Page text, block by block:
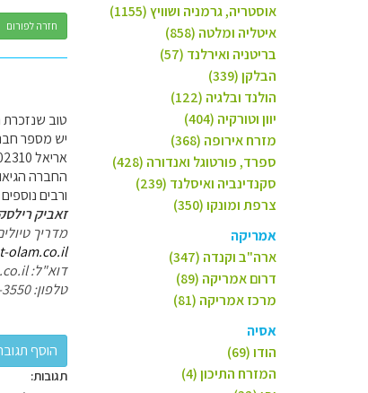
אוסטריה, גרמניה ושוויץ (1155)
איטליה ומלטה (858)
בריטניה ואירלנד (57)
הבלקן (339)
הולנד ובלגיה (122)
יוון וטורקיה (404)
מזרח אירופה (368)
ספרד, פורטוגל ואנדורה (428)
סקנדינביה ואיסלנד (239)
צרפת ומונקו (350)
אמריקה
ארה"ב וקנדה (347)
דרום אמריקה (89)
מרכז אמריקה (81)
אסיה
הודו (69)
המזרח התיכון (4)
חזרה לפורום
טוב שנזכרת
יש מספר
אריאל 0528802310 מחברת פולריס
החברה הגיאוגרפית
ורבים נוספים
זאביק
מדריך
olam.co.il
דוא"ל: zevik@legalot-olam.co.il
טלפון: 052-839-3550
תגובות: